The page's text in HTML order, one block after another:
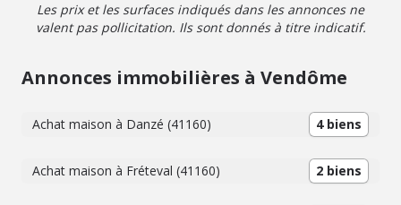
Les prix et les surfaces indiqués dans les annonces ne
valent pas pollicitation. Ils sont donnés à titre indicatif.
Annonces immobilières à Vendôme
Achat maison à Danzé (41160) 4 biens
Achat maison à Fréteval (41160) 2 biens